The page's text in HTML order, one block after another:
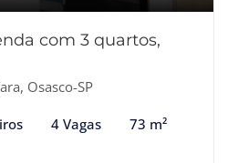
com 3 quartos,
Osasco-SP
4 Vagas 73 m²